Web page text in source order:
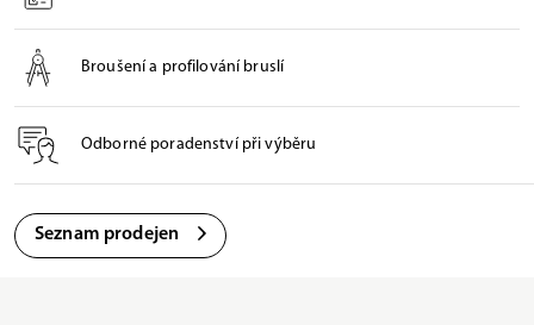
Broušení a profilování bruslí
Odborné poradenství při výběru
Seznam prodejen